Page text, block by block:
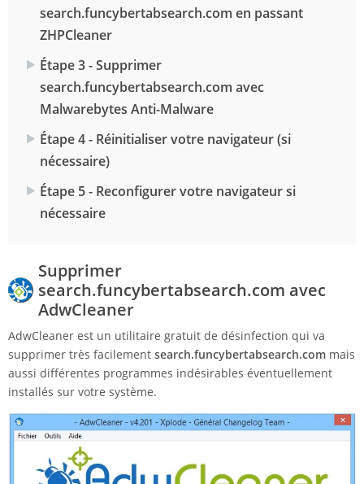
search.funcybertabsearch.com en passant
ZHPCleaner
Étape 3 - Supprimer
search.funcybertabsearch.com avec
Malwarebytes Anti-Malware
Étape 4 - Réinitialiser votre navigateur (si
nécessaire)
Étape 5 - Reconfigurer votre navigateur si
nécessaire
Supprimer
search.funcybertabsearch.com avec
AdwCleaner
AdwCleaner est un utilitaire gratuit de désinfection qui va
supprimer très facilement search.funcybertabsearch.com mais
aussi différentes programmes indésirables éventuellement
installés sur votre système.